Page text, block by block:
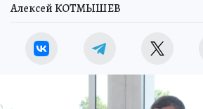
Алексей КОТМЫШЕВ